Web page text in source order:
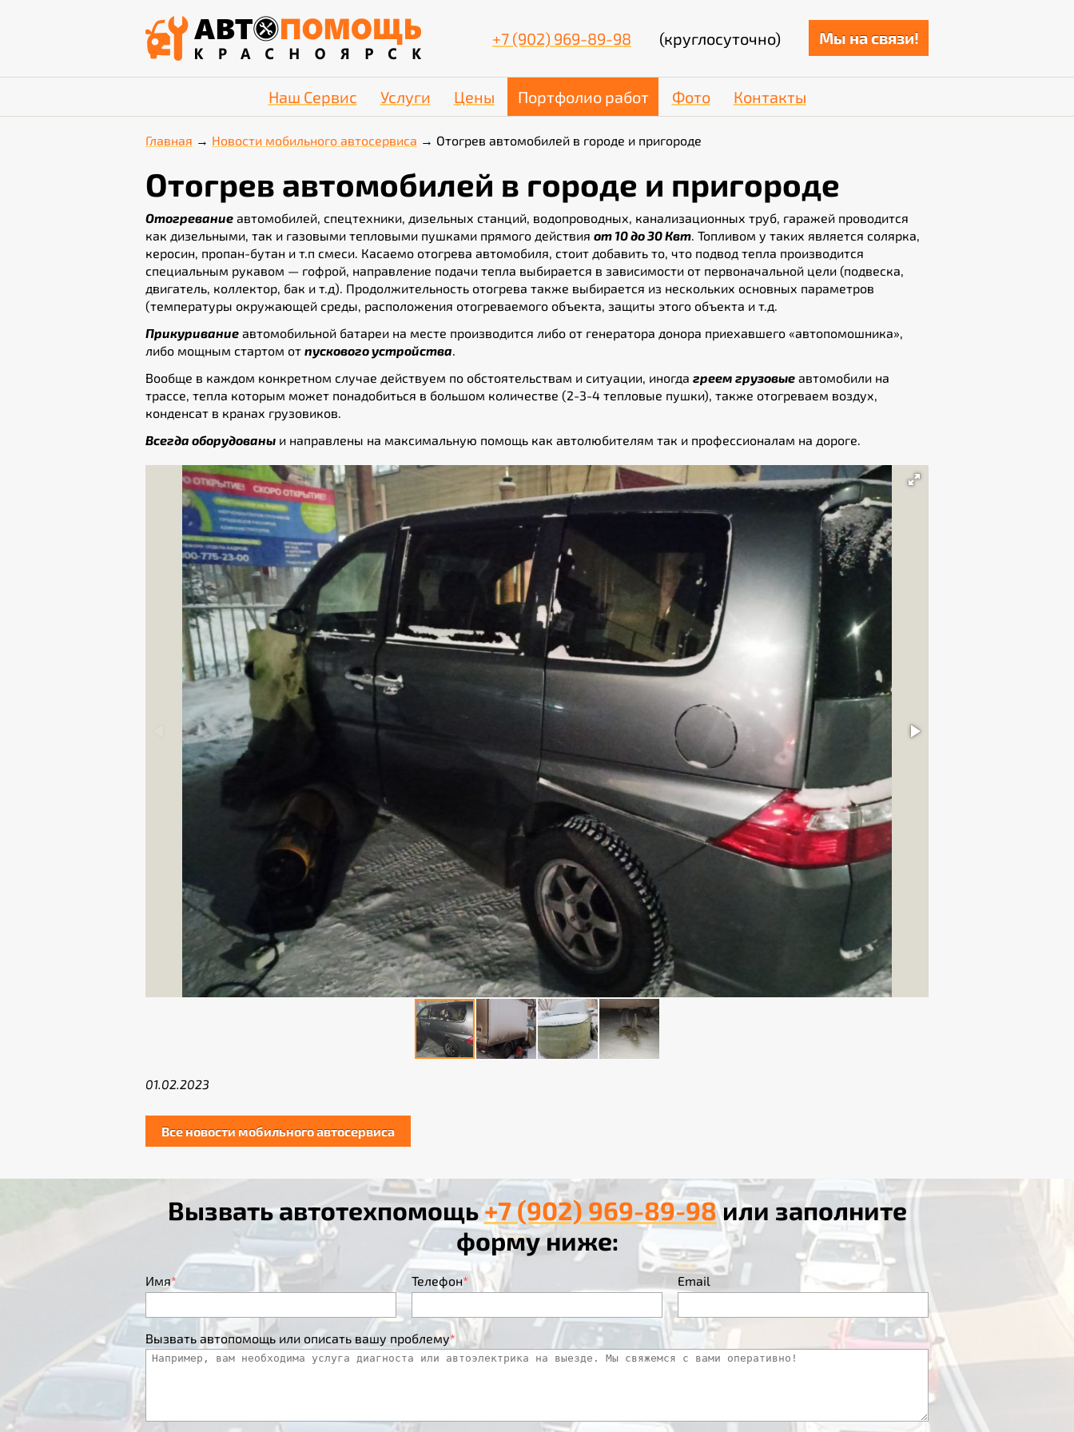
+7 (902) 969-89-98 (круглосуточно) Мы на связи!
Наш Сервис Услуги Цены Портфолио работ Фото Контакты
Главная Новости мобильного автосервиса Отогрев автомобилей в городе и пригороде
Отогрев автомобилей в городе и пригороде
Отогревание автомобилей, спецтехники, дизельных станций, водопроводных, канализационных труб, гаражей проводится
как дизельными, так и газовыми тепловыми пушками прямого действия от 10 до 30 Квт. Топливом у таких является солярка,
керосин, пропан-бутан и т.п смеси. Касаемо отогрева автомобиля, стоит добавить то, что подвод тепла производится
специальным рукавом — гофрой, направление подачи тепла выбирается в зависимости от первоначальной цели (подвеска,
двигатель, коллектор, бак и т.д). Продолжительность отогрева также выбирается из нескольких основных параметров
(температуры окружающей среды, расположения отогреваемого объекта, защиты этого объекта и т.д.
Прикуривание автомобильной батареи на месте производится либо от генератора донора приехавшего «автопомошника»,
либо мощным стартом от пускового устройства.
Вообще в каждом конкретном случае действуем по обстоятельствам и ситуации, иногда греем грузовые автомобили на
трассе, тепла которым может понадобиться в большом количестве (2-3-4 тепловые пушки), также отогреваем воздух,
конденсат в кранах грузовиков.
Всегда оборудованы и направлены на максимальную помощь как автолюбителям так и профессионалам на дороге.
01.02.2023
Все новости мобильного автосервиса
Вызвать автотехпомощь+7 (902) 969-89-98или заполните
форму ниже:
Имя* Телефон* Email
Вызвать автопомощь или описать вашу проблему*